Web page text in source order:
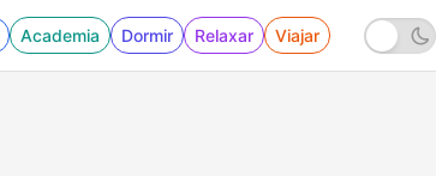
Academia Dormir Relaxar Viajar